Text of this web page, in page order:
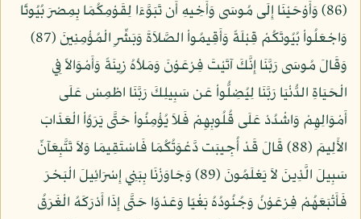
(86) وَأَوْحَيْنَا إِلَى مُوسَى وَأَخِيهِ أَن تَبَوَّءَا لِقَوْمِكُمَا بِمِصْرَ بُيُوتًا
وَاجْعَلُواْ بُيُوتَكُمْ قِبْلَةً وَأَقِيمُواْ الصَّلاَةَ وَبَشِّرِ الْمُؤْمِنِينَ (87)
وَقَالَ مُوسَى رَبَّنَا إِنَّكَ آتَيْتَ فِرْعَوْنَ وَمَلأهُ زِينَةً وَأَمْوَالاً فِي
الْحَيَاةِ الدُّنْيَا رَبَّنَا لِيُضِلُّواْ عَن سَبِيلِكَ رَبَّنَا اطْمِسْ عَلَى
أَمْوَالِهِمْ وَاشْدُدْ عَلَى قُلُوبِهِمْ فَلاَ يُؤْمِنُواْ حَتَّى يَرَوُاْ الْعَذَابَ
الأَلِيمَ (88) قَالَ قَدْ أُجِيبَت دَّعْوَتُكُمَا فَاسْتَقِيمَا وَلاَ تَتَّبِعَآنِّ
سَبِيلَ الَّذِينَ لاَ يَعْلَمُونَ (89) وَجَاوَزْنَا بِبَنِي إِسْرَائِيلَ الْبَحْرَ
فَأَتْبَعَهُمْ فِرْعَوْنُ وَجُنُودُهُ بَغْيًا وَعَدْوًا حَتَّى إِذَا أَدْرَكَهُ الْغَرَقُ